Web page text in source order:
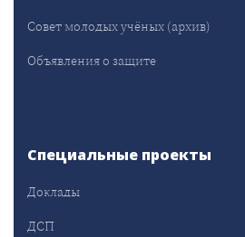
Совет молодых учёных (архив)
Объявления о защите
Специальные проекты
Доклады
ДСП